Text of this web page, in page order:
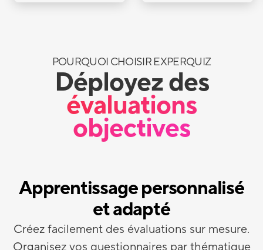
POURQUOI CHOISIR EXPERQUIZ
Déployez des
évaluations
objectives
Apprentissage personnalisé
et adapté
Créez facilement des évaluations sur mesure.